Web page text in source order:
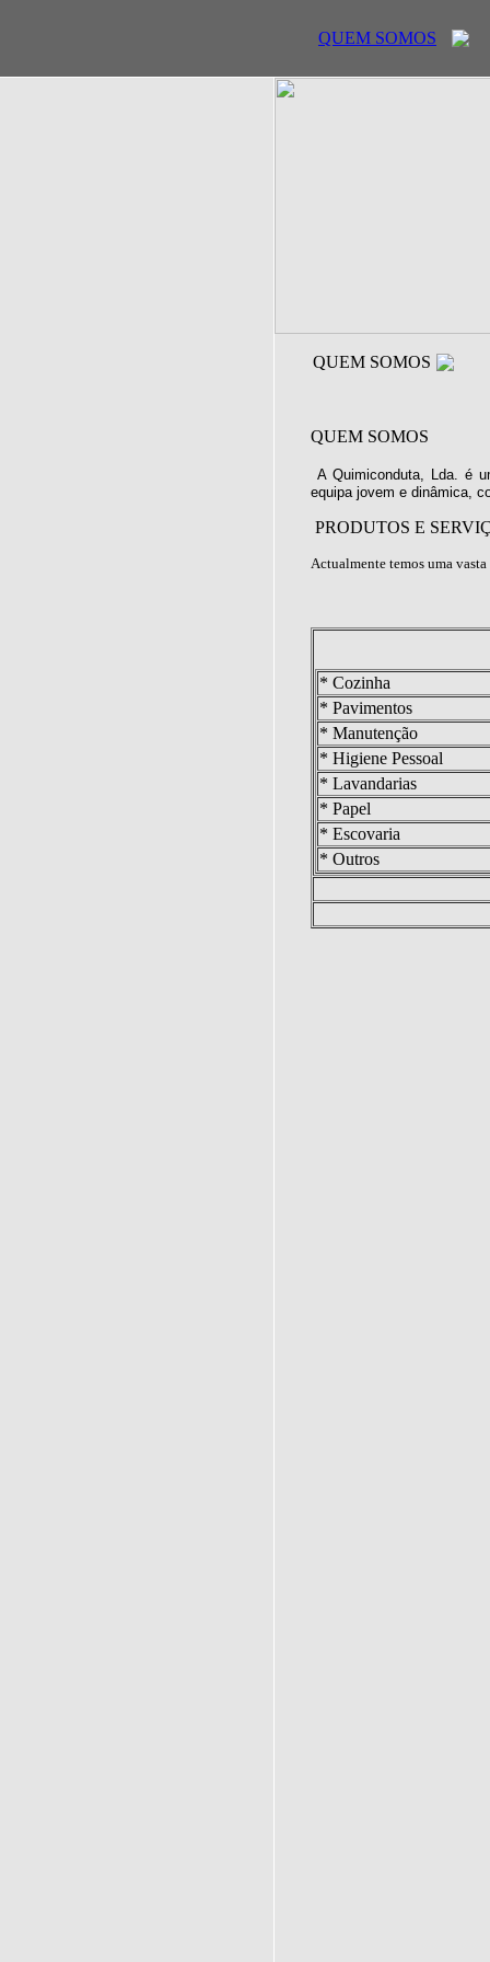
QUEM SOMOS
QUEM SOMOS
QUEM SOMOS
A Quimiconduta, Lda. é
equipa jovem e dinâmica,
PRODUTOS E
Actualmente temos uma
* Cozinha
* Pavimentos
* Manutenção
* Higiene Pessoal
* Lavandarias
* Papel
* Escovaria
* Outros